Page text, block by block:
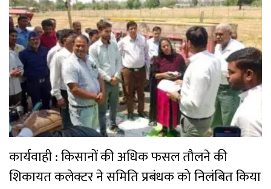
कार्यवाही : किसानों की अधिक फसल तौलने की
शिकायत कलेक्टर ने समिति प्रबंधक को निलंबित किया